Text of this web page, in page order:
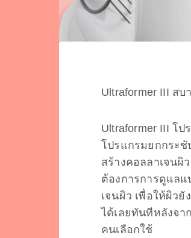
Ultraformer III ส
Ultraformer III โ
โปรแกรมยกกระชั
สร้างคอลลาเจนผิ
ต้องการการดูแลแ
เจนผิว เพื่อให้ผิว
ได้เลยทันทีหลังจา
คนเลือกใช้